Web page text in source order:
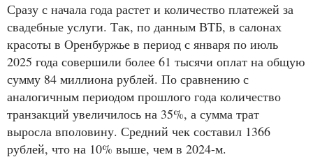
Сразу с начала года растет и количество платежей за
свадебные услуги. Так, по данным ВТБ, в салонах
красоты в Оренбуржье в период с января по июль
2025 года совершили более 61 тысячи оплат на общую
сумму 84 миллиона рублей. По сравнению с
аналогичным периодом прошлого года количество
транзакций увеличилось на 35%, а сумма трат
выросла вполовину. Средний чек составил 1366
рублей, что на 10% выше, чем в 2024-м.